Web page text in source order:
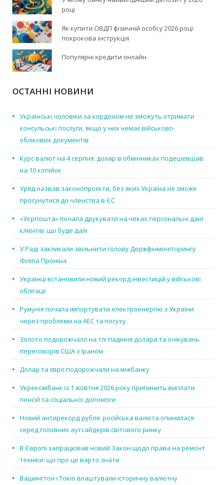
році
Як купити ОВДП фізичній особі у 2026 році:
покрокова інструкція
Популярні кредити онлайн
ОСТАННІ НОВИНИ
Українські чоловіки за кордоном не зможуть отримати
консульські послуги, якщо у них немає військово-
облікових документів
Курс валют на 4 серпня: долар в обмінниках подешевшав
на 10 копійок
Уряд назвав законопроєкти, без яких Україна не зможе
просунутися до членства в ЄС
«Укрпошта» почала друкувати на чеках персональні дані
клієнтів: що буде далі
У Раді закликали звільнити голову Держфінмоніторингу
Філіпа Проніна
Українці встановили новий рекорд інвестицій у військові
облігації
Румунія почала імпортувати електроенергію з України
через проблеми на АЕС та посуху
Золото подорожчало на тлі падіння долара та очікувань
переговорів США з Іраном
Долар та євро подорожчали на міжбанку
Укрексімбанк із 1 жовтня 2026 року припинить виплати
пенсій та соціальної допомоги
Новий антирекорд рубля: російська валюта опинилася
серед головних аутсайдерів світового ринку
В Європі запрацював новий Закон щодо права на ремонт
техніки: що про це варто знати
Вашингтон і Токіо влаштували історичну валютну